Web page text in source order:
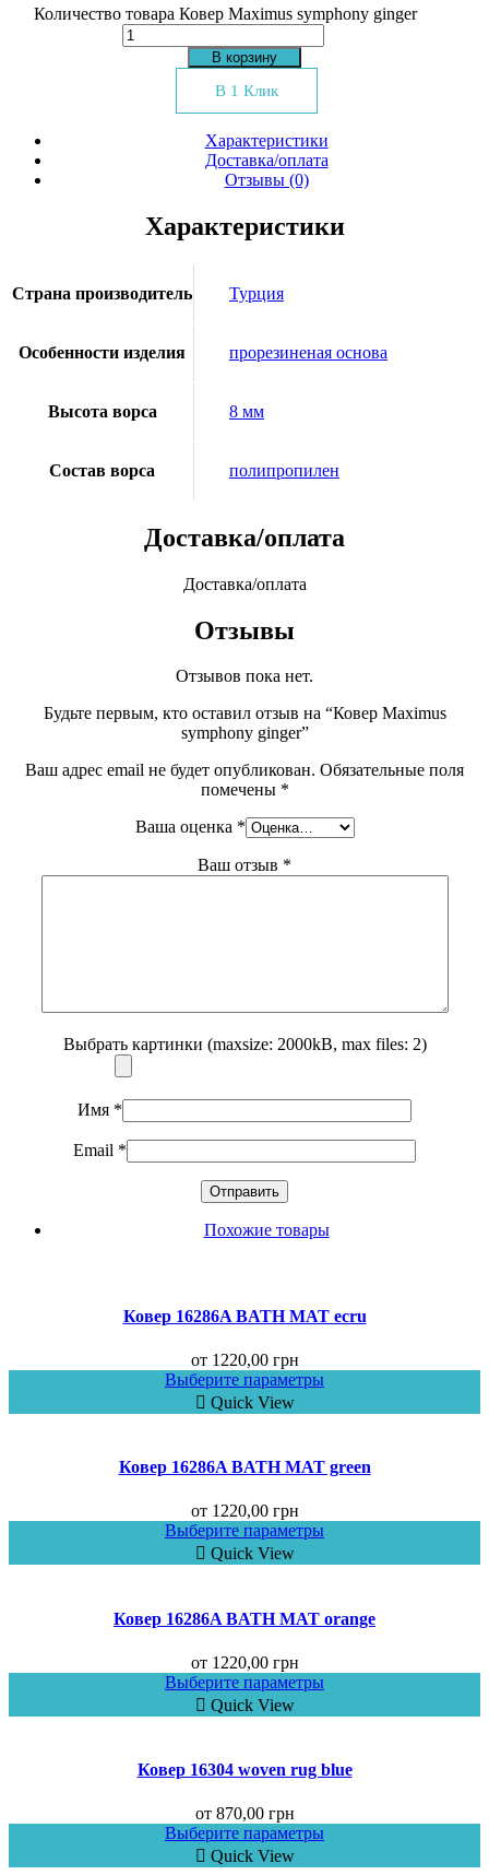
Количество товара Ковер Maximus symphony ginger
В корзину
В 1 Клик
Характеристики
Доставка/оплата
Отзывы (0)
Характеристики
Страна производитель Турция
Особенности изделия прорезиненая основа
Высота ворса 8 мм
Состав ворса полипропилен
Доставка/оплата
Доставка/оплата
Отзывы
Отзывов пока нет.
Будьте первым, кто оставил отзыв на “Ковер Maximus
symphony ginger”
Ваш адрес email не будет опубликован. Обязательные поля
помечены *
Ваша оценка *
Ваш отзыв *
Выбрать картинки (maxsize: 2000kB, max files: 2)
Имя *
Email *
Похожие товары
Ковер 16286A BATH MAT ecru
от 1220,00 грн
Выберите параметры
Quick View
Ковер 16286A BATH MAT green
от 1220,00 грн
Выберите параметры
Quick View
Ковер 16286A BATH MAT orange
от 1220,00 грн
Выберите параметры
Quick View
Ковер 16304 woven rug blue
от 870,00 грн
Выберите параметры
Quick View